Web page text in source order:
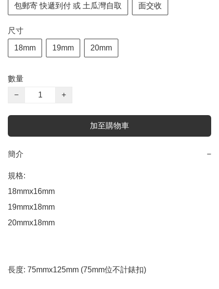
包郵寄 快遞到付 或 土瓜灣自取 面交收
尺寸
18mm 19mm 20mm
數量
−
+
加至購物車
簡介 −
規格:
18mmx16mm
19mmx18mm
20mmx18mm
長度: 75mmx125mm (75mm位不計錶扣)